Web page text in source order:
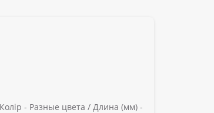
Колір - Разные цвета / Длина (мм) -